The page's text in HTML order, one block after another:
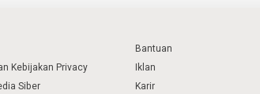
Kebijakan Privacy
Siber
Bantuan
Iklan
Karir